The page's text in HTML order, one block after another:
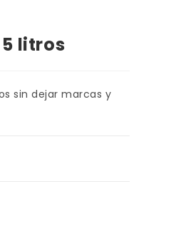
5 litros
sin dejar marcas y